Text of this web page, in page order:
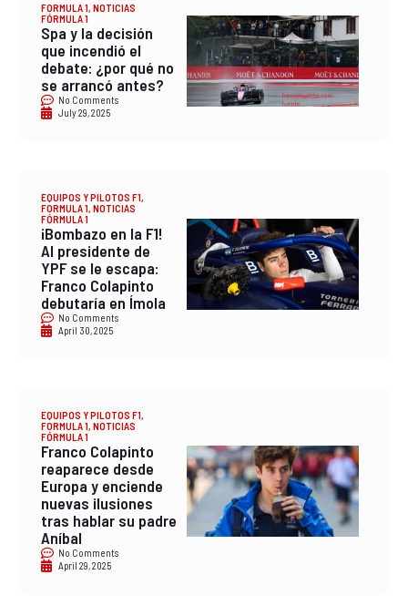
FORMULA 1, NOTICIAS
FÓRMULA 1
Spa y la decisión
que incendió el
debate: ¿por qué no
se arrancó antes?
No Comments
July 29, 2025
EQUIPOS Y PILOTOS F1,
FORMULA 1, NOTICIAS
FÓRMULA 1
¡Bombazo en la F1!
Al presidente de
YPF se le escapa:
Franco Colapinto
debutaría en Ímola
No Comments
April 30, 2025
EQUIPOS Y PILOTOS F1,
FORMULA 1, NOTICIAS
FÓRMULA 1
Franco Colapinto
reaparece desde
Europa y enciende
nuevas ilusiones
tras hablar su padre
Aníbal
No Comments
April 29, 2025